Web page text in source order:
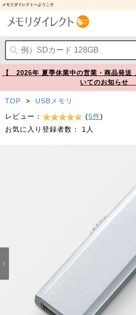
メモリダイレクトへようこそ
USBメモリ 4GB USB2.0 USB A スライド式コネクタ ストラップ付き シル
【 2026年 夏季休業中の営業・商品発送
いてのお知らせ
TOP >
USBメモリ
レビュー：
(5件)
お気に入り登録者数：
1人